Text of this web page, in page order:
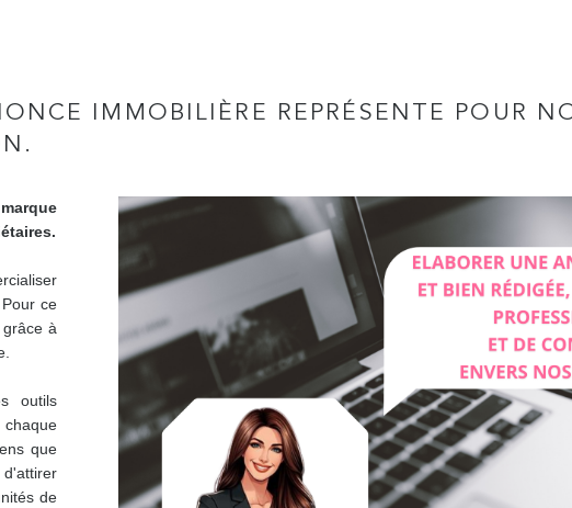
IMMOBILIÈRE REPRÉSENTE POUR
ce
à
outils
chaque
que
de